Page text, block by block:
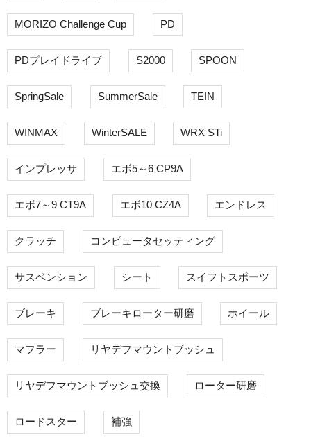
MORIZO Challenge Cup PD
PDプレイドライブ S2000 SPOON
SpringSale SummerSale TEIN
WINMAX WinterSALE WRX STi
インプレッサ エボ5～6 CP9A
エボ7～9 CT9A エボ10 CZ4A エンドレス
クラッチ コンピュータセッティング
サスペンション シート スイフトスポーツ
ブレーキ ブレーキローター研磨 ホイール
マフラー リヤデフマウントブッシュ
リヤデフマウントブッシュ交換 ローター研磨
ロードスター 補強